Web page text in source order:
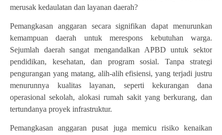
merusak kedaulatan dan layanan daerah?
Pemangkasan anggaran secara signifikan dapat menurunkan
kemampuan daerah untuk merespons kebutuhan warga.
Sejumlah daerah sangat mengandalkan APBD untuk sektor
pendidikan, kesehatan, dan program sosial. Tanpa strategi
pengurangan yang matang, alih-alih efisiensi, yang terjadi justru
menurunnya kualitas layanan, seperti kekurangan dana
operasional sekolah, alokasi rumah sakit yang berkurang, dan
tertundanya proyek infrastruktur.
Pemangkasan anggaran pusat juga memicu risiko kenaikan